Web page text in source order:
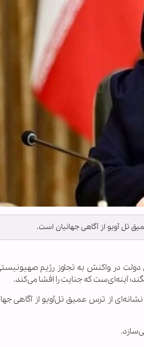
تل آویو از آگاهی جهانیان است.
در واکنش به تجاوز رژیم
آینه‌ای‌ست که جنایت را افشا می‌کند.
از ترس عمیق تل‌آویو از آگاهی